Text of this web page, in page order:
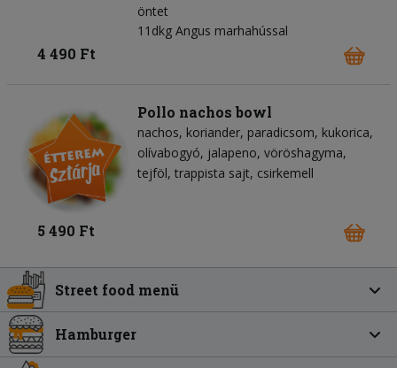
öntet
11dkg Angus marhahússal
4 490 Ft
Pollo nachos bowl
nachos koriander paradicsom kukorica
olívabogyó jalapeno vöröshagyma
tejföl trappista sajt csirkemell
5 490 Ft
Street food menü
Hamburger